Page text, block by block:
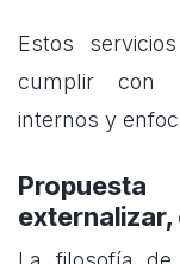
Estos
cumplir con
internos y